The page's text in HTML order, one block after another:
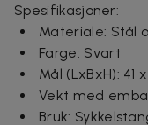
Spesifikasjoner:
Materiale: Stål
Farge: Svart
Mål (LxBxH): 41
Vekt med
Bruk: